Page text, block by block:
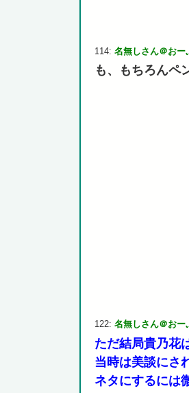
114: 名無しさん＠おー
も、もちろんペ
122: 名無しさん＠おー
ただ結局貴乃花
当時は美談にさ
ネタにするには